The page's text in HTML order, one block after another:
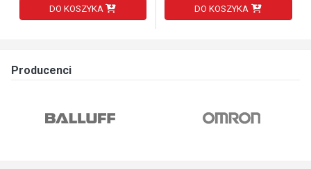
DO KOSZYKA DO KOSZYKA
Producenci